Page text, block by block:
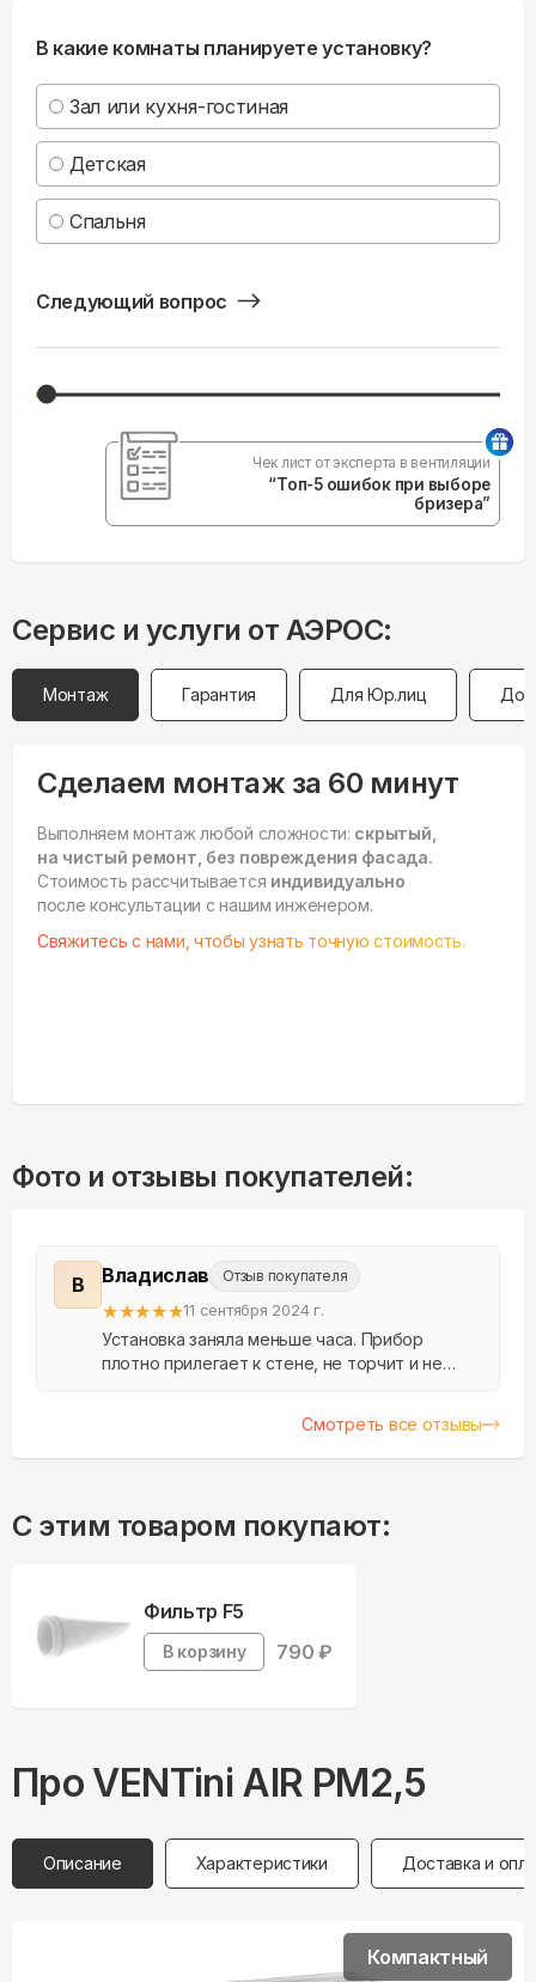
В какие комнаты планируете установку?
Зал или кухня-гостиная
Детская
Спальня
Следующий вопрос
Чек лист от эксперта в вентиляции
“Топ-5 ошибок при выборе
бризера”
Сервис и услуги от АЭРОС:
Монтаж Гарантия Для Юр.лиц
Сделаем монтаж за 60 минут
Выполняем монтаж любой сложности: скрытый,
на чистый ремонт, без повреждения фасада.
Стоимость рассчитывается индивидуально
после консультации с нашим инженером.
Свяжитесь с нами, чтобы узнать точную стоимость.
Фото и отзывы покупателей:
В Владислав Отзыв покупателя
★★★★★11 сентября 2024 г.
Установка заняла меньше часа. Прибор
плотно прилегает к стене, не торчит и не
Смотреть все отзывы
С этим товаром покупают:
Фильтр F5
В корзину 790 ₽
Про VENTini AIR PM2,5
Описание Характеристики Доставка и
Компактный